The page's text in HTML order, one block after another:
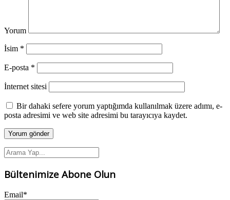
Yorum
İsim *
E-posta *
İnternet sitesi
Bir dahaki sefere yorum yaptığımda kullanılmak üzere adımı, e-
posta adresimi ve web site adresimi bu tarayıcıya kaydet.
Bültenimize Abone Olun
Email*